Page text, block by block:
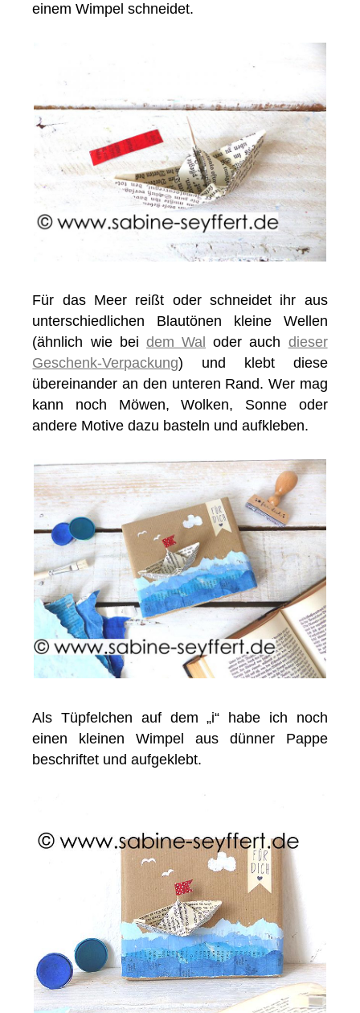
einem Wimpel schneidet.
Für das Meer reißt oder schneidet ihr aus
unterschiedlichen Blautönen kleine Wellen
(ähnlich wie bei dem Wal oder auch dieser
Geschenk-Verpackung) und klebt diese
übereinander an den unteren Rand. Wer mag
kann noch Möwen, Wolken, Sonne oder
andere Motive dazu basteln und aufkleben.
Als Tüpfelchen auf dem „i“ habe ich noch
einen kleinen Wimpel aus dünner Pappe
beschriftet und aufgeklebt.